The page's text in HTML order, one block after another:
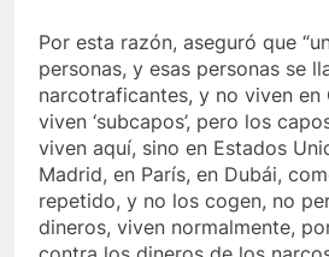
Por esta razón, aseguró que
personas, y esas personas se
narcotraficantes, y no viven en
viven ‘subcapos’, pero los
viven aquí, sino en Estados
Madrid, en París, en Dubái,
repetido, y no los cogen, no
dineros, viven normalmente,